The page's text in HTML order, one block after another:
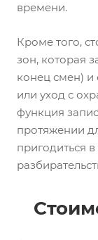
времени.
Кроме того,
зон, которая
конец смен)
или уход с
функция
протяжении
пригодиться